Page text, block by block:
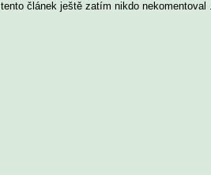
tento článek ještě zatím nikdo nekomentoval